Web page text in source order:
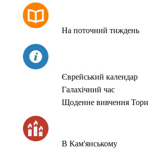
На поточний тиждень
Єврейський календар
Галахічний час
Щоденне вивчення Тори
В Кам'янському